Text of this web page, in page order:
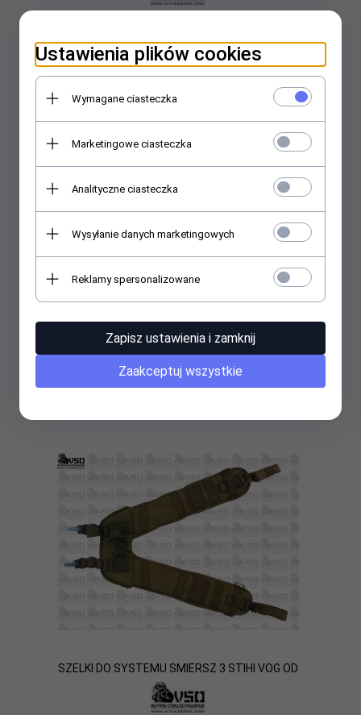
80,00PLN*
* z podatkiem VAT
SZELKI DO SYSTEMU SMIERSZ 3 STIHI VOG OD
Ustawienia plików cookies
Wymagane ciasteczka
Marketingowe ciasteczka
Analityczne ciasteczka
Wysyłanie danych marketingowych
Reklamy spersonalizowane
Zapisz ustawienia i zamknij
Zaakceptuj wszystkie